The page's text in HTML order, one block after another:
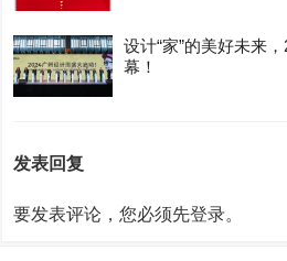
设计“家”的美好未来
幕！
发表回复
要发表评论，您必须先登录。